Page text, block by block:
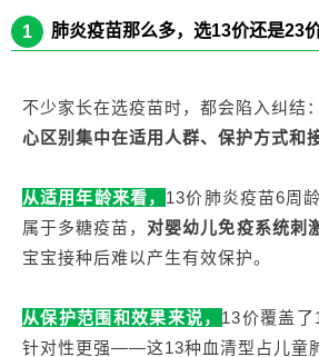
1 肺炎疫苗那么多，选13价还是23价
不少家长在选疫苗时，都会陷入纠结
心区别集中在适用人群、保护方式和
从适用年龄来看， 13价肺炎疫苗6周
属于多糖疫苗， 对婴幼儿免疫系统刺
宝宝接种后难以产生有效保护。
从保护范围和效果来说， 13价覆盖
针对性更强——这13种血清型占儿童